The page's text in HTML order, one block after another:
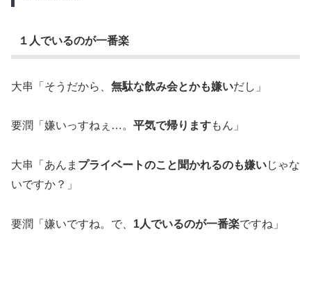
１人でいるのが一番楽
大串「そうだから、 無駄な飲み会とかも嫌いだし」
要潤「嫌いっすねぇ…。 平気で帰りますもん」
大串「あんま プライベートのこと聞かれるのも嫌いじゃな
いですか？」
要潤「嫌いですね。で、 1人でいるのが一番楽ですね」